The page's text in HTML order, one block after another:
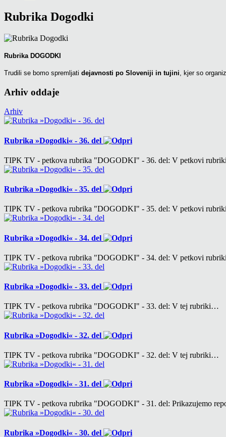
Rubrika Dogodki
Rubrika DOGODKI
Trudili se bomo spremljati dejavnosti po Sloveniji in tujini , kjer so
Arhiv oddaje
Arhiv
Rubrika »Dogodki« - 36. del
TIPK TV - petkova rubrika "DOGODKI" - 36. del: V petkovi
Rubrika »Dogodki« - 35. del
TIPK TV - petkova rubrika "DOGODKI" - 35. del: V petkovi
Rubrika »Dogodki« - 34. del
TIPK TV - petkova rubrika "DOGODKI" - 34. del: V petkovi
Rubrika »Dogodki« - 33. del
TIPK TV - petkova rubrika "DOGODKI" - 33. del: V tej rubriki…
Rubrika »Dogodki« - 32. del
TIPK TV - petkova rubrika "DOGODKI" - 32. del: V tej rubriki…
Rubrika »Dogodki« - 31. del
TIPK TV - petkova rubrika "DOGODKI" - 31. del: Prikazujemo
Rubrika »Dogodki« - 30. del